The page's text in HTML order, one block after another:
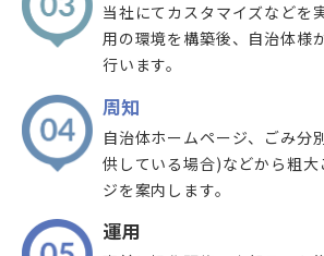
当社にてカスタマイズなどを
用の環境を構築後、自治体様
行います。
周知
自治体ホームページ、ごみ分
供している場合)などから粗
ジを案内します。
運用